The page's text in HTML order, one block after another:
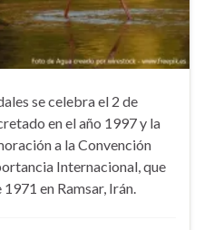
se celebra el 2 de
en el año 1997 y la
a la Convención
Internacional, que
en Ramsar, Irán.